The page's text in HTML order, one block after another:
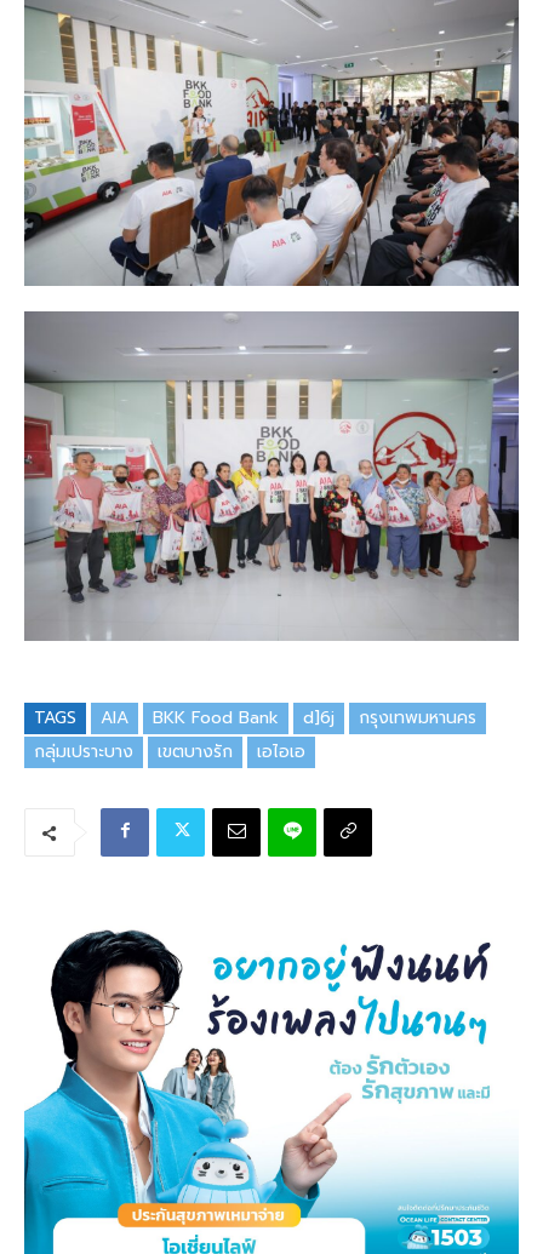
TAGS AIA BKK Food Bank d]6j
กรุงเทพมหานคร
กลุ่มเปราะบาง
เขตบางรัก เอไอเอ